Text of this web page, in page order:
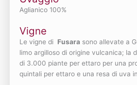
Aglianico 100%
Vigne
Le vigne di Fusara sono allevate a
limo argilloso di origine vulcanica; la
di 3.000 piante per ettaro per una
quintali per ettaro e una resa di uva